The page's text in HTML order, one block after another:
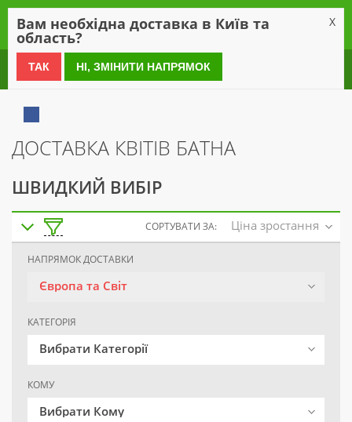
0 800 21 54 55
ДОСТАВКА КВІТІВ БАТНА
ШВИДКИЙ ВИБІР
СОРТУВАТИ ЗА: Ціна зростання
НАПРЯМОК ДОСТАВКИ
Європа та Світ
КАТЕГОРІЯ
Вибрати Категорії
КОМУ
Вибрати Кому
Вам необхідна доставка в Київ та
область?
X
ТАК НІ, ЗМІНИТИ НАПРЯМОК